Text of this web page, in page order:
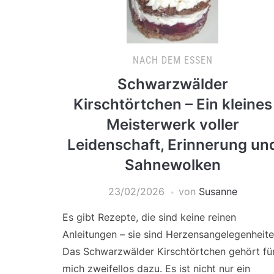
NACH DEM ESSEN
Schwarzwälder
Kirschtörtchen – Ein kleines
Meisterwerk voller
Leidenschaft, Erinnerung
Sahnewolken
23/02/2026 von Susanne
Es gibt Rezepte, die sind keine reinen
Anleitungen – sie sind
Das Schwarzwälder Kirschtörtchen gehört
mich zweifellos dazu. Es ist nicht nur ein